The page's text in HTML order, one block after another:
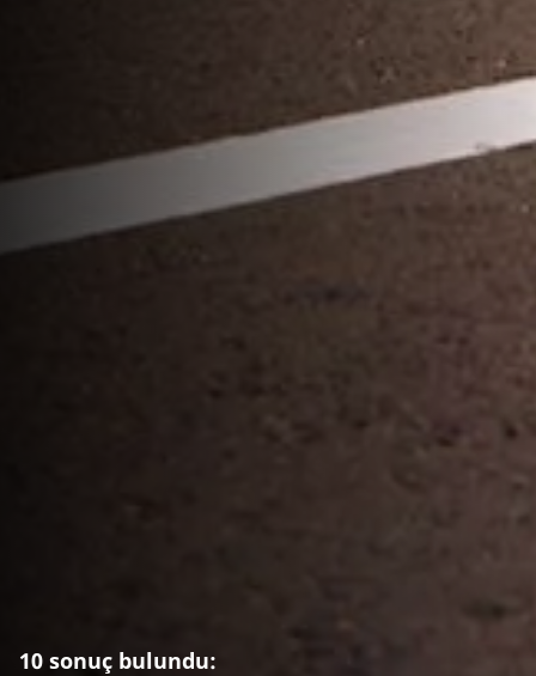
10 sonuç bulundu: